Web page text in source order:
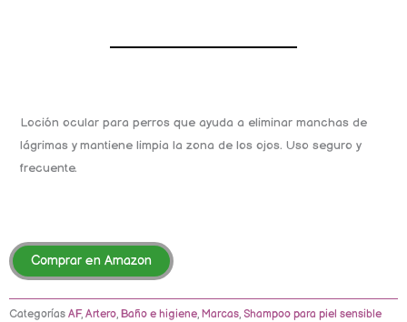
Loción ocular para perros que ayuda a eliminar manchas de
lágrimas y mantiene limpia la zona de los ojos. Uso seguro y
frecuente.
Comprar en Amazon
Categorías AF, Artero, Baño e higiene, Marcas, Shampoo para piel sensible